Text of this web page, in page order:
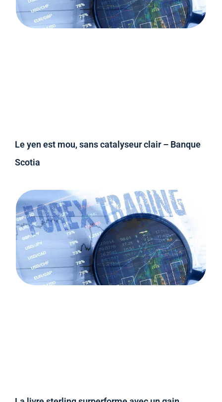
Le yen est mou, sans catalyseur clair – Banque
Scotia